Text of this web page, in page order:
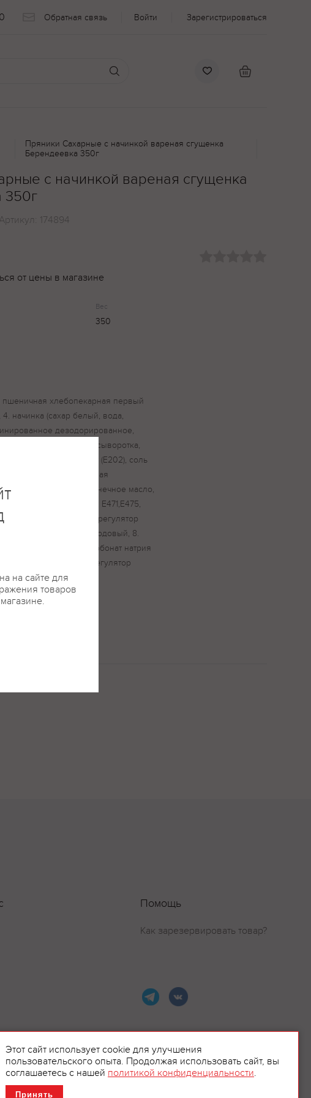
Обратная связь Войти Зарегистрироваться
Пряники Сахарные с начинкой вареная сгущенка
Берендеевка 350г
с начинкой вареная сгущенка
350г
Артикул: 174894
от цены в магазине
Вес
350
пшеничная хлебопекарная первый
4. начинка (сахар белый, вода,
дезодорированное,
сухая молочная сыворотка,
Е440, Е331iii), консервант (Е202), соль
«Сливки»), 5. мука ржаная
6. маргарин (подсолнечное масло,
питьевая, эмульгаторы: Е471,Е475,
краситель Е160а, регулятор
кислота), 7. экстракт солодовый, 8.
аммония, 9. гидрокарбонат натрия
Ванилин, 11. регулятор
кислота
Помощь
Как зарезервировать товар?
рекламой.
Этот сайт использует cookie для улучшения
пользовательского опыта. Продолжая использовать сайт, вы
соглашаетесь с нашей политикой конфиденциальности.
Принять
на сайте для
товаров